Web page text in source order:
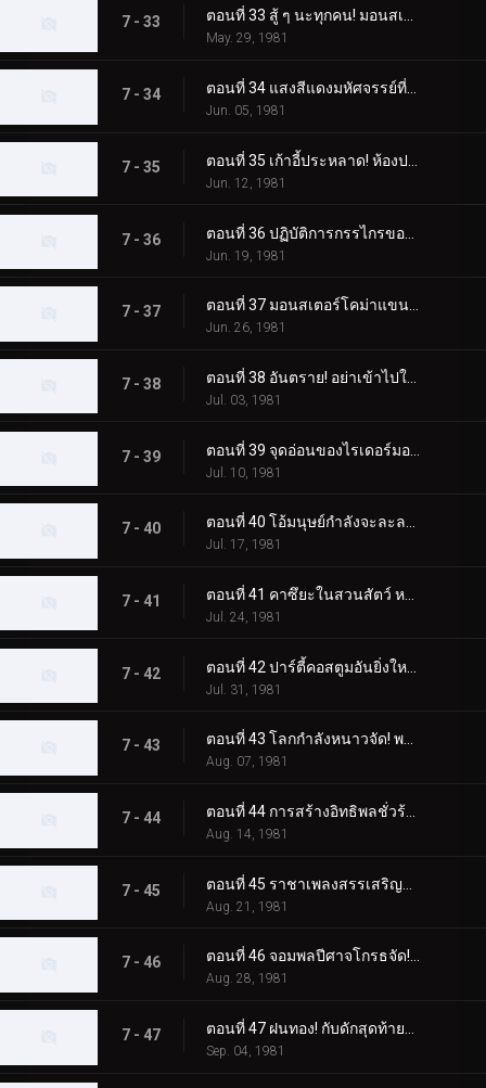
7 - 33 ตอนที่ 33 สู้ ๆ นะทุกคน! มอนสเตอร์ RC ที่น่ากลัว
May. 29, 1981
7 - 34
Jun. 05, 1981
7 - 35
Jun. 12, 1981
7 - 36
Jun. 19, 1981
7 - 37 ตอนที่ 37 มอนสเตอร์โคม่าแขนใหญ่! เดธแมตช์ที่ประภาคาร!!
Jun. 26, 1981
7 - 38
Jul. 03, 1981
7 - 39
Jul. 10, 1981
7 - 40 ตอนที่ 40 โอ้มนุษย์กำลังจะละลาย! สบู่มอนสเตอร์ปรากฏตัว
Jul. 17, 1981
7 - 41
Jul. 24, 1981
7 - 42
Jul. 31, 1981
7 - 43 ตอนที่ 43 โลกกำลังหนาวจัด! พลังของมอนสเตอร์พัดลมไฟฟ้า!
Aug. 07, 1981
7 - 44
Aug. 14, 1981
7 - 45
Aug. 21, 1981
7 - 46 ตอนที่ 46 จอมพลปีศาจโกรธจัด! แปลงร่าง วิล-โอ-เดอะ-วิสป์! เจ้าหญิง!!
Aug. 28, 1981
7 - 47
Sep. 04, 1981